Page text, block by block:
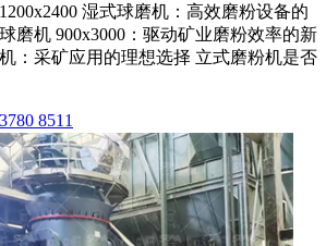
湿式球磨机：高效磨粉设备的
磨机 900x3000：驱动矿业磨粉效率的新
：采矿应用的理想选择 立式磨粉机是否
8511